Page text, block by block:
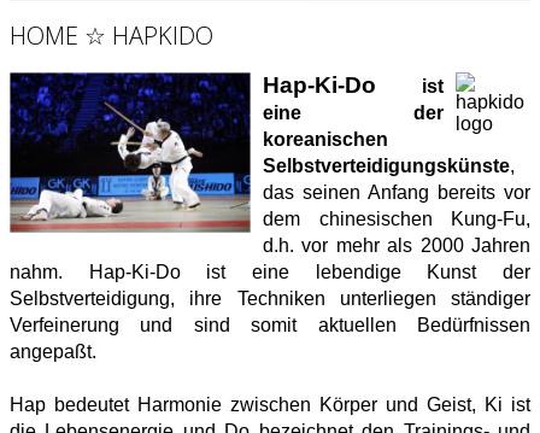
HOME ☆ HAPKIDO
Hap-Ki-Do ist
eine der
koreanischen
Selbstverteidigungskünste,
das seinen Anfang bereits vor
dem chinesischen Kung-Fu,
d.h. vor mehr als 2000 Jahren
nahm. Hap-Ki-Do ist eine lebendige Kunst der
Selbstverteidigung, ihre Techniken unterliegen ständiger
Verfeinerung und sind somit aktuellen Bedürfnissen
angepaßt.
Hap bedeutet Harmonie zwischen Körper und Geist, Ki ist